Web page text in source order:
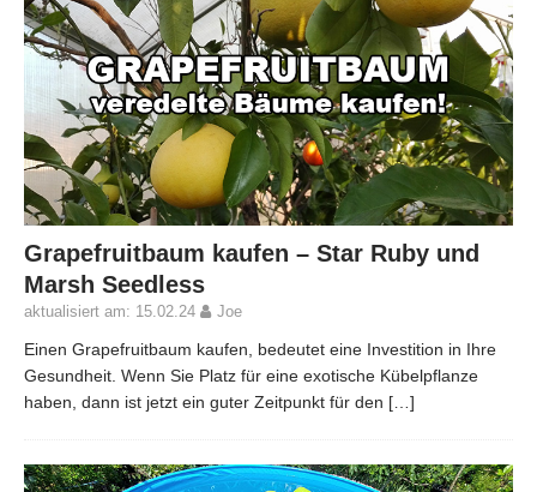
Grapefruitbaum kaufen – Star Ruby und
Marsh Seedless
aktualisiert am: 15.02.24 Joe
Einen Grapefruitbaum kaufen, bedeutet eine Investition in Ihre
Gesundheit. Wenn Sie Platz für eine exotische Kübelpflanze
haben, dann ist jetzt ein guter Zeitpunkt für den […]